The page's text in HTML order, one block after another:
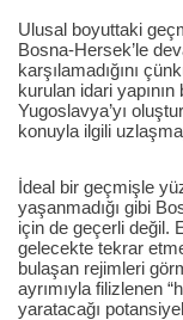
Ulusal boyuttaki
Bosna-Hersek’le
karşılamadığını
kurulan idari
Yugoslavya’yı
konuyla ilgili
İdeal bir geçmişle
yaşanmadığı gibi
için de geçerli değil.
gelecekte tekrar
bulaşan rejimleri
ayrımıyla filizlenen
yaratacağı